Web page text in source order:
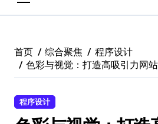
首页 综合聚焦
程序设计
色彩与视觉：打造高吸引力网
程序设计